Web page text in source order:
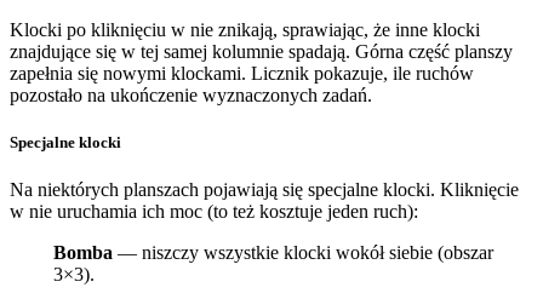
Klocki po kliknięciu w nie znikają, sprawiając, że inne klocki
znajdujące się w tej samej kolumnie spadają. Górna część planszy
zapełnia się nowymi klockami. Licznik pokazuje, ile ruchów
pozostało na ukończenie wyznaczonych zadań.
Specjalne klocki
Na niektórych planszach pojawiają się specjalne klocki. Kliknięcie
w nie uruchamia ich moc (to też kosztuje jeden ruch):
Bomba — niszczy wszystkie klocki wokół siebie (obszar
3×3).